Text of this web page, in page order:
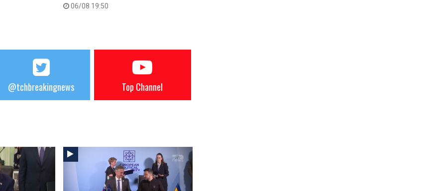
06/08 19:50
@tchbreakingnews Top Channel